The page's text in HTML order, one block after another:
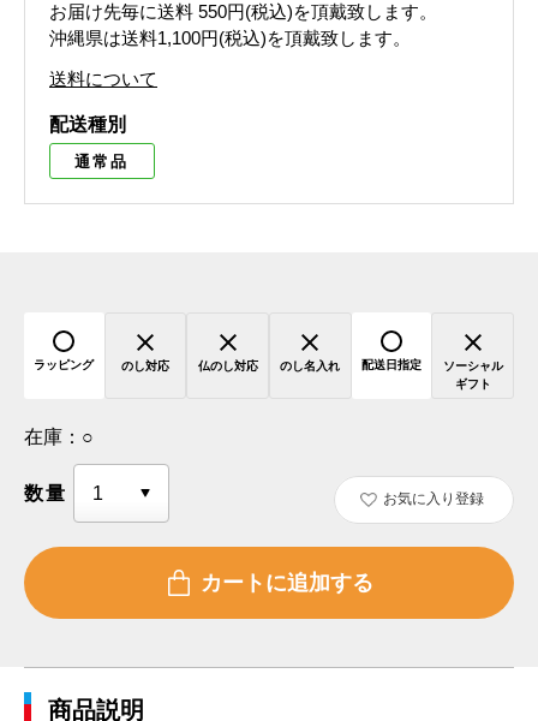
お届け先毎に送料 550円(税込)を頂戴致します。
沖縄県は送料1,100円(税込)を頂戴致します。
送料について
配送種別
通常品
ラッピング のし対応 仏のし対応 のし名入れ 配送日指定
ソーシャル
ギフト
在庫： ○
数量 お気に入り登録
商品説明